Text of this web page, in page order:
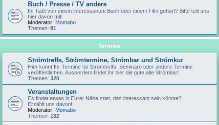
Buch / Presse / TV andere
Ihr habt von einem interessanten Buch oder einem Film gehört? Bitte teilt uns
hier davon mit!
Moderator: Momabo
Themen: 81
Termine
Strömtreffs, Strömtermine, Strömbar und Strömkur
Hier könnt Ihr Termine für Strömtreffs, Seminare oder andere Termine
veröffentlichen. Ausserdem findet ihr hier die gute alte Strömbar!
Themen: 320
Veranstaltungen
Es findet etwas in Eurer Nähe statt, das interessant sein könnte?
Erzählt uns davon!
Moderator: Momabo
Themen: 132